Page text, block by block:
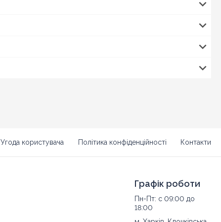
Угода користувача Політика конфіденційності Контакти
Графік роботи
Пн-Пт: с 09:00 до
18:00